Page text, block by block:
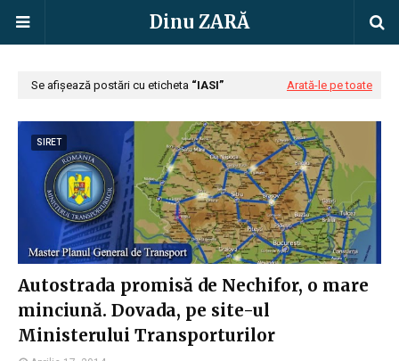
Dinu ZARĂ
Se afișează postări cu eticheta IASI Arată-le pe toate
SIRET
Autostrada promisă de Nechifor, o mare
minciună. Dovada, pe site-ul
Ministerului Transporturilor